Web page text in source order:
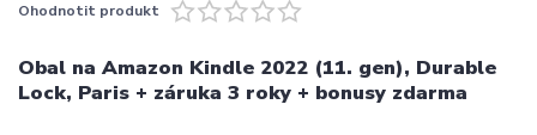
Ohodnotit produkt
Obal na Amazon Kindle 2022 (11. gen), Durable
Lock, Paris + záruka 3 roky + bonusy zdarma